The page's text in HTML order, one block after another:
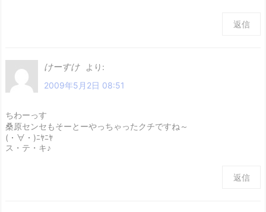
返信
けーすけ
より:
2009年5月2日 08:51
ちわーっす
桑原センセもそーとーやっちゃったクチですね～
(・∀・)ﾆﾔﾆﾔ
ス・テ・キ♪
返信